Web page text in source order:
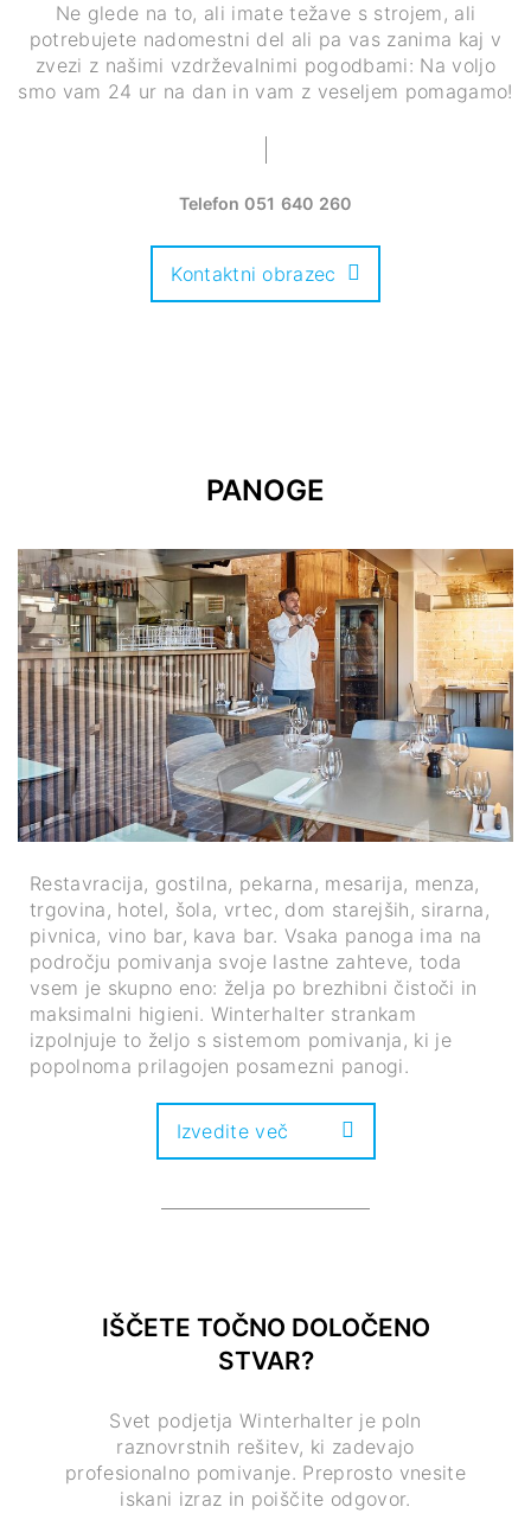
Ne glede na to, ali imate težave s strojem, ali
potrebujete nadomestni del ali pa vas zanima kaj v
zvezi z našimi vzdrževalnimi pogodbami: Na voljo
smo vam 24 ur na dan in vam z veseljem pomagamo!
Telefon051 640 260
Kontaktni obrazec
PANOGE
Restavracija, gostilna, pekarna, mesarija, menza,
trgovina, hotel, šola, vrtec, dom starejših, sirarna,
pivnica, vino bar, kava bar. Vsaka panoga ima na
področju pomivanja svoje lastne zahteve, toda
vsem je skupno eno: želja po brezhibni čistoči in
maksimalni higieni. Winterhalter strankam
izpolnjuje to željo s sistemom pomivanja, ki je
popolnoma prilagojen posamezni panogi.
Izvedite več
IŠČETE TOČNO DOLOČENO
STVAR?
Svet podjetja Winterhalter je poln
raznovrstnih rešitev, ki zadevajo
profesionalno pomivanje. Preprosto vnesite
iskani izraz in poiščite odgovor.